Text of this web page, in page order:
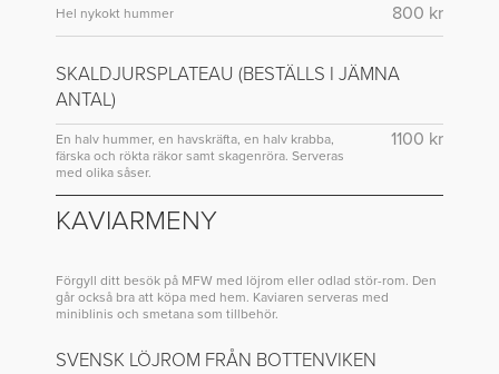
800 kr
Hel nykokt hummer
SKALDJURSPLATEAU (BESTÄLLS I JÄMNA
ANTAL)
1100 kr
En halv hummer, en havskräfta, en halv krabba,
färska och rökta räkor samt skagenröra. Serveras
med olika såser.
KAVIARMENY
Förgyll ditt besök på MFW med löjrom eller odlad stör-rom. Den
går också bra att köpa med hem. Kaviaren serveras med
miniblinis och smetana som tillbehör.
SVENSK LÖJROM FRÅN BOTTENVIKEN